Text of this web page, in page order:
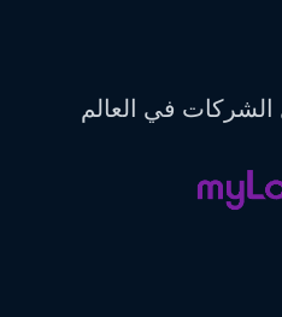
في العالم